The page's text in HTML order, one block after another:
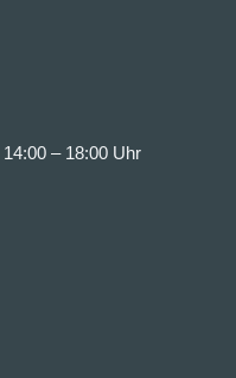
– 18:00 Uhr